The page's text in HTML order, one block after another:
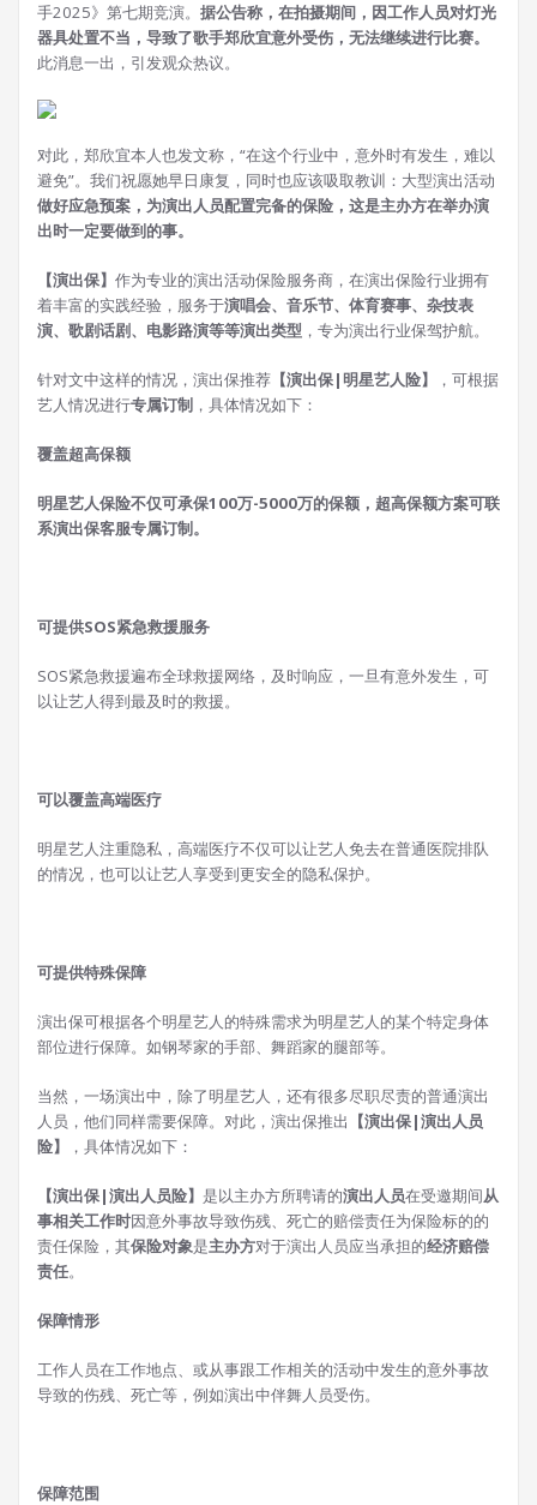
手2025》第七期竞演。 据公告称，在拍摄期间，因工作人员对灯光
器具处置不当，导致了歌手郑欣宜意外受伤，无法继续进行比赛。
此消息一出，引发观众热议。
对此，郑欣宜本人也发文称，“在这个行业中，意外时有发生，难以
避免”。我们祝愿她早日康复，同时也应该吸取教训：大型演出活动
做好应急预案，为演出人员配置完备的保险，这是主办方在举办演
出时一定要做到的事。
【演出保】 作为专业的演出活动保险服务商，在演出保险行业拥有
着丰富的实践经验，服务于演唱会、音乐节、体育赛事、杂技表
演、歌剧话剧、电影路演等等演出类型 ，专为演出行业保驾护航。
针对文中这样的情况，演出保推荐 【演出保|明星艺人险】
，可根据
艺人情况进行专属订制 ，具体情况如下：
覆盖超高保额
明星艺人保险不仅可承保100万-5000万的保额，超高保额方案可联
系演出保客服专属订制。
可提供SOS紧急救援服务
SOS紧急救援遍布全球救援网络，及时响应，一旦有意外发生，可
以让艺人得到最及时的救援。
可以覆盖高端医疗
明星艺人注重隐私，高端医疗不仅可以让艺人免去在普通医院排队
的情况，也可以让艺人享受到更安全的隐私保护。
可提供特殊保障
演出保可根据各个明星艺人的特殊需求为明星艺人的某个特定身体
部位进行保障。如钢琴家的手部、舞蹈家的腿部等。
当然，一场演出中，除了明星艺人，还有很多尽职尽责的普通演出
人员，他们同样需要保障。对此，演出保推出
【演出保|演出人员
险】
，具体情况如下：
【演出保|演出人员险】 是以主办方所聘请的演出人员在受邀期间从
事相关工作时因意外事故导致伤残、死亡的赔偿责任为保险标的的
责任保险，其保险对象是主办方对于演出人员应当承担的经济赔偿
责任。
保障情形
工作人员在工作地点、或从事跟工作相关的活动中发生的意外事故
导致的伤残、死亡等，例如演出中伴舞人员受伤。
保障范围